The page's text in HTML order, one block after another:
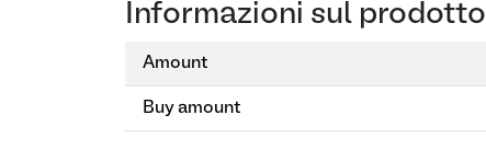
Informazioni sul prodotto
Amount
Buy amount